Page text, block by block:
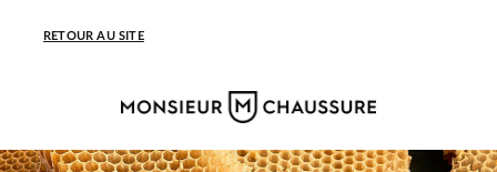
RETOUR AU SITE